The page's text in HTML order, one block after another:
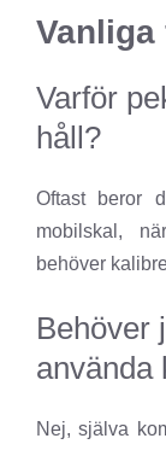
Vanliga
Varför
håll?
Oftast beror
mobilskal,
behöver
Behöver
använda
Nej, själva